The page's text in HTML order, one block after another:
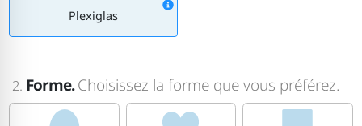
Plexiglas
2. Forme.Choisissez la forme que vous préférez.